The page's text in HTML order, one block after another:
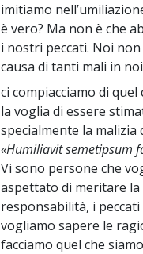
imitiamo
è vero? Ma non è che
i nostri peccati. Noi
causa di tanti mali in
ci compiacciamo di
la voglia di essere
specialmente la malizia
«Humiliavit semetipsum
Vi sono persone che
aspettato di meritare la
responsabilità, i
vogliamo sapere le
facciamo quel che